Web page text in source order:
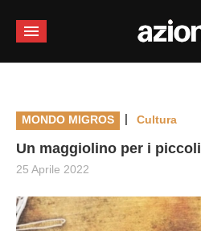
MONDO MIGROS | Cultura
Un maggiolino per i piccoli
25 Aprile 2022